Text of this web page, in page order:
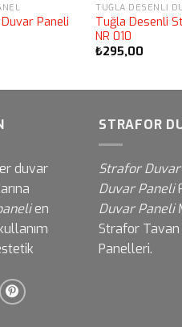
Paneli
TUĞLA DESENLI
Tuğla Desenli
NR 010
₺295,00
duvar
en
STRAFOR
Strafor
Duvar Paneli
Duvar Paneli
Strafor
Panelleri.